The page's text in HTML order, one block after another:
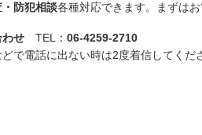
・防犯相談各種対応できます。まずはお
わせ TEL： 06-4259-2710
で電話に出ない時は2度着信してくだ